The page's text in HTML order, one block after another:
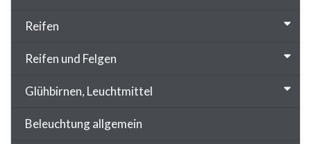
Reifen
Reifen und Felgen
Glühbirnen, Leuchtmittel
Beleuchtung allgemein